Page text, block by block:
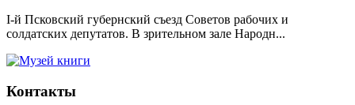
I-й Псковский губернский съезд Советов рабочих и
солдатских депутатов. В зрительном зале Народн...
Контакты